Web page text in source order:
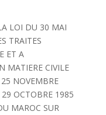
LOI DU 30 MAI
TRAITES
ET A
MATIERE CIVILE
NOVEMBRE
OCTOBRE 1985
MAROC SUR